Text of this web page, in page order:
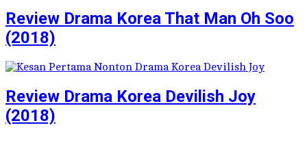
Review Drama Korea That Man Oh Soo
(2018)
Review Drama Korea Devilish Joy
(2018)